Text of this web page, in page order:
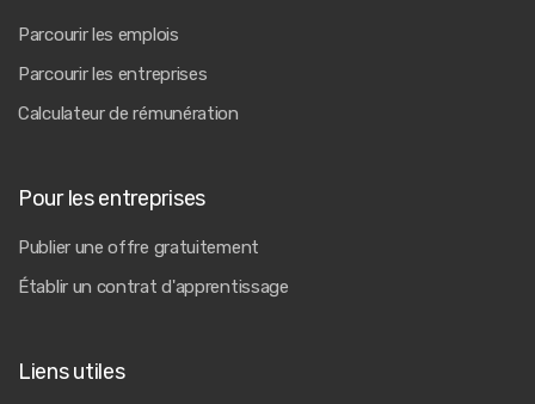
Parcourir les emplois
Parcourir les entreprises
Calculateur de rémunération
Pour les entreprises
Publier une offre gratuitement
Établir un contrat d'apprentissage
Liens utiles